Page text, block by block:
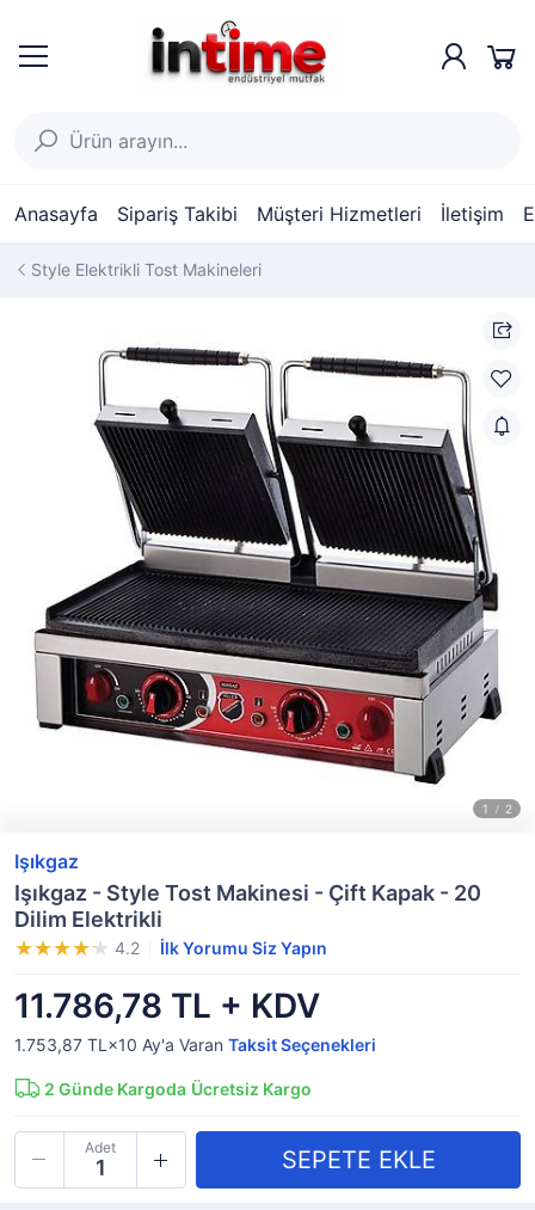
Anasayfa Sipariş Takibi Müşteri Hizmetleri İletişim
Style Elektrikli Tost Makineleri
Işıkgaz
Işıkgaz - Style Tost Makinesi - Çift Kapak - 20
Dilim Elektrikli
4.2 İlk Yorumu Siz Yapın
11.786,78 TL + KDV
1.753,87 TL×10 Ay'a Varan Taksit Seçenekleri
2 Günde Kargoda Ücretsiz Kargo
Adet